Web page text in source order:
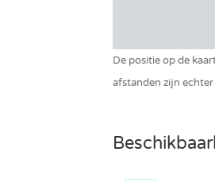
Gratis TV (met
Video telefoon
De positie op de
afstanden zijn